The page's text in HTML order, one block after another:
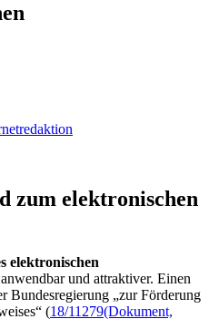
zum elektronischen
elektronischen
und attraktiver. Einen
Bundesregierung „zur Förderung
(18/11279(Dokument,